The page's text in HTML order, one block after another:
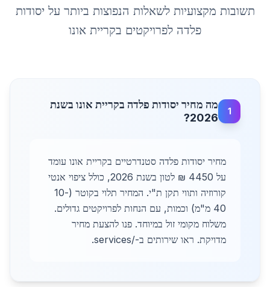
תשובות מקצועיות לשאלות הנפוצות ביותר על יסודות
פלדה לפרויקטים בקריית אונו
1
מה מחיר יסודות פלדה בקריית אונו בשנת
2026?
מחיר יסודות פלדה סטנדרטיים בקריית אונו עומד
על 4450 ₪ לטון בשנת 2026, כולל ציפוי אנטי
קורוזיה ותווי תקן ת"י. המחיר תלוי בקוטר (10-
40 מ"מ) וכמות, עם הנחות לפרויקטים גדולים.
משלוח מקומי זול במיוחד. פנו להצעת מחיר
מדויקת. ראו שירותים ב-/services.